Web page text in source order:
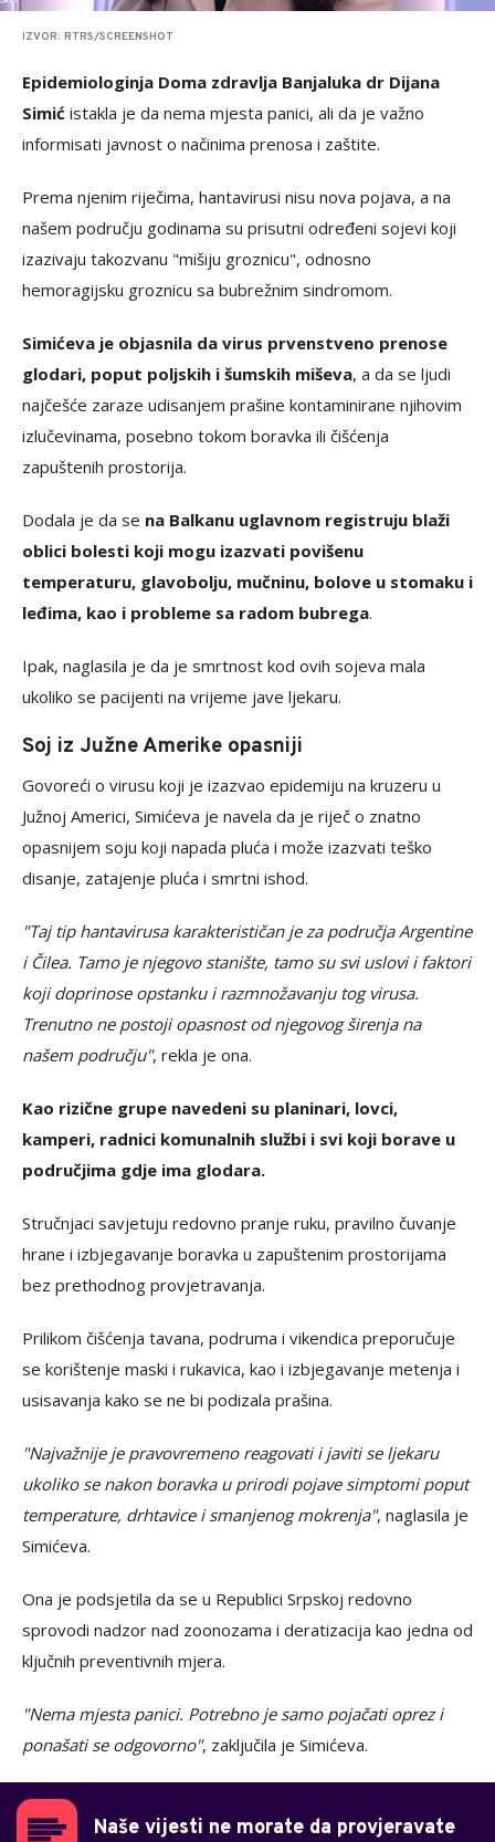
IZVOR: RTRS/SCREENSHOT
Epidemiologinja Doma zdravlja Banjaluka dr Dijana
Simić istakla je da nema mjesta panici, ali da je važno
informisati javnost o načinima prenosa i zaštite.
Prema njenim riječima, hantavirusi nisu nova pojava, a na
našem području godinama su prisutni određeni sojevi koji
izazivaju takozvanu "mišiju groznicu", odnosno
hemoragijsku groznicu sa bubrežnim sindromom.
Simićeva je objasnila da virus prvenstveno prenose
glodari, poput poljskih i šumskih miševa, a da se ljudi
najčešće zaraze udisanjem prašine kontaminirane njihovim
izlučevinama, posebno tokom boravka ili čišćenja
zapuštenih prostorija.
Dodala je da se na Balkanu uglavnom registruju blaži
oblici bolesti koji mogu izazvati povišenu
temperaturu, glavobolju, mučninu, bolove u stomaku i
leđima, kao i probleme sa radom bubrega.
Ipak, naglasila je da je smrtnost kod ovih sojeva mala
ukoliko se pacijenti na vrijeme jave ljekaru.
Soj iz Južne Amerike opasniji
Govoreći o virusu koji je izazvao epidemiju na kruzeru u
Južnoj Americi, Simićeva je navela da je riječ o znatno
opasnijem soju koji napada pluća i može izazvati teško
disanje, zatajenje pluća i smrtni ishod.
"Taj tip hantavirusa karakterističan je za područja Argentine
i Čilea. Tamo je njegovo stanište, tamo su svi uslovi i faktori
koji doprinose opstanku i razmnožavanju tog virusa.
Trenutno ne postoji opasnost od njegovog širenja na
našem području", rekla je ona.
Kao rizične grupe navedeni su planinari, lovci,
kamperi, radnici komunalnih službi i svi koji borave u
područjima gdje ima glodara.
Stručnjaci savjetuju redovno pranje ruku, pravilno čuvanje
hrane i izbjegavanje boravka u zapuštenim prostorijama
bez prethodnog provjetravanja.
Prilikom čišćenja tavana, podruma i vikendica preporučuje
se korištenje maski i rukavica, kao i izbjegavanje metenja i
usisavanja kako se ne bi podizala prašina.
"Najvažnije je pravovremeno reagovati i javiti se ljekaru
ukoliko se nakon boravka u prirodi pojave simptomi poput
temperature, drhtavice i smanjenog mokrenja", naglasila je
Simićeva.
Ona je podsjetila da se u Republici Srpskoj redovno
sprovodi nadzor nad zoonozama i deratizacija kao jedna od
ključnih preventivnih mjera.
"Nema mjesta panici. Potrebno je samo pojačati oprez i
ponašati se odgovorno", zaključila je Simićeva.
Naše vijesti ne morate da provjeravate